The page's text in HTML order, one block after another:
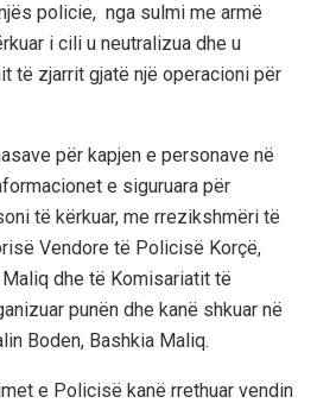
policie, nga sulmi me armë
i cili u neutralizua dhe u
të zjarrit gjatë një operacioni për
për kapjen e personave në
e siguruara për
të kërkuar, me rrezikshmëri të
Vendore të Policisë Korçë,
dhe të Komisariatit të
punën dhe kanë shkuar në
Boden, Bashkia Maliq.
e Policisë kanë rrethuar vendin